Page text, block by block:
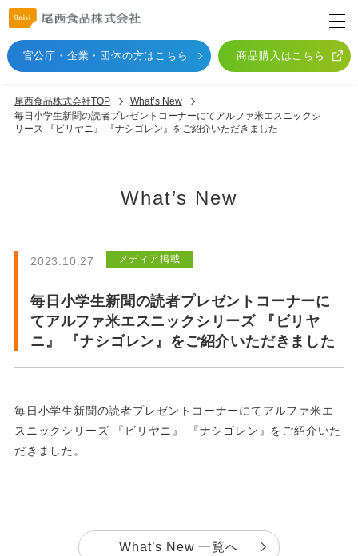
官公庁・企業・団体の方はこちら 商品購入はこちら
尾西食品株式会社TOP
What’s New
毎日小学生新聞の読者プレゼントコーナーにてアルファ米エスニックシ
リーズ 『ビリヤニ』 『ナシゴレン』をご紹介いただきました
What’s New
2023.10.27 メディア掲載
毎日小学生新聞の読者プレゼントコーナーに
てアルファ米エスニックシリーズ 『ビリヤ
ニ』 『ナシゴレン』をご紹介いただきました
毎日小学生新聞の読者プレゼントコーナーにてアルファ米エ
スニックシリーズ 『ビリヤニ』 『ナシゴレン』をご紹介いた
だきました。
What’s New 一覧へ